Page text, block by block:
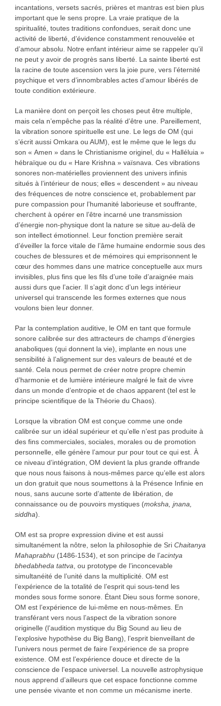
incantations, versets sacrés, prières et mantras est bien plus
important que le sens propre. La vraie pratique de la
spiritualité, toutes traditions confondues, serait donc une
activité de liberté, d’évidence constamment renouvelée et
d’amour absolu. Notre enfant intérieur aime se rappeler qu’il
ne peut y avoir de progrès sans liberté. La sainte liberté est
la racine de toute ascension vers la joie pure, vers l’éternité
psychique et vers d’innombrables actes d’amour libérés de
toute condition extérieure.
La manière dont on perçoit les choses peut être multiple,
mais cela n’empêche pas la réalité d’être une. Pareillement,
la vibration sonore spirituelle est une. Le legs de OM (qui
s’écrit aussi Omkara ou AUM), est le même que le legs du
son « Amen » dans le Christianisme originel, du « Halléluia »
hébraïque ou du « Hare Krishna » vaïsnava. Ces vibrations
sonores non-matérielles proviennent des univers infinis
situés à l’intérieur de nous; elles « descendent » au niveau
des fréquences de notre conscience et, probablement par
pure compassion pour l’humanité laborieuse et souffrante,
cherchent à opérer en l’être incarné une transmission
d’énergie non-physique dont la nature se situe au-delà de
son intellect émotionnel. Leur fonction première serait
d’éveiller la force vitale de l’âme humaine endormie sous des
couches de blessures et de mémoires qui emprisonnent le
cœur des hommes dans une matrice conceptuelle aux murs
invisibles, plus fins que les fils d’une toile d’araignée mais
aussi durs que l’acier. Il s’agit donc d’un legs intérieur
universel qui transcende les formes externes que nous
voulons bien leur donner.
Par la contemplation auditive, le OM en tant que formule
sonore calibrée sur des attracteurs de champs d’énergies
anaboliques (qui donnent la vie), implante en nous une
sensibilité à l’alignement sur des valeurs de beauté et de
santé. Cela nous permet de créer notre propre chemin
d’harmonie et de lumière intérieure malgré le fait de vivre
dans un monde d’entropie et de chaos apparent (tel est le
principe scientifique de la Théorie du Chaos).
Lorsque la vibration OM est conçue comme une onde
calibrée sur un idéal supérieur et qu’elle n’est pas produite à
des fins commerciales, sociales, morales ou de promotion
personnelle, elle génère l’amour pur pour tout ce qui est. À
ce niveau d’intégration, OM devient la plus grande offrande
que nous nous faisons à nous-mêmes parce qu’elle est alors
un don gratuit que nous soumettons à la Présence Infinie en
nous, sans aucune sorte d’attente de libération, de
connaissance ou de pouvoirs mystiques (moksha, jnana,
siddha).
OM est sa propre expression divine et est aussi
simultanément la nôtre, selon la philosophie de Sri Chaitanya
Mahaprabhu(1486-1534), et son principe de l’acintya
bhedabheda tattva, ou prototype de l’inconcevable
simultanéité de l’unité dans la multiplicité. OM est
l’expérience de la totalité de l’esprit qui sous-tend les
mondes sous forme sonore. Étant Dieu sous forme sonore,
OM est l’expérience de lui-même en nous-mêmes. En
transférant vers nous l’aspect de la vibration sonore
originelle (l’audition mystique du Big Sound au lieu de
l’explosive hypothèse du Big Bang), l’esprit bienveillant de
l’univers nous permet de faire l’expérience de sa propre
existence. OM est l’expérience douce et directe de la
conscience de l’espace universel. La nouvelle astrophysique
nous apprend d’ailleurs que cet espace fonctionne comme
une pensée vivante et non comme un mécanisme inerte.